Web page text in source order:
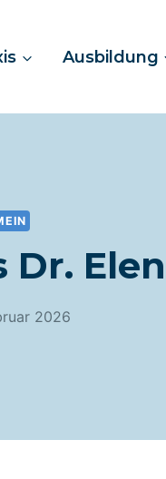
Ausbildung
Dr.
2026